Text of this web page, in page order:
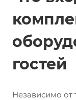
гостей
Независимо от